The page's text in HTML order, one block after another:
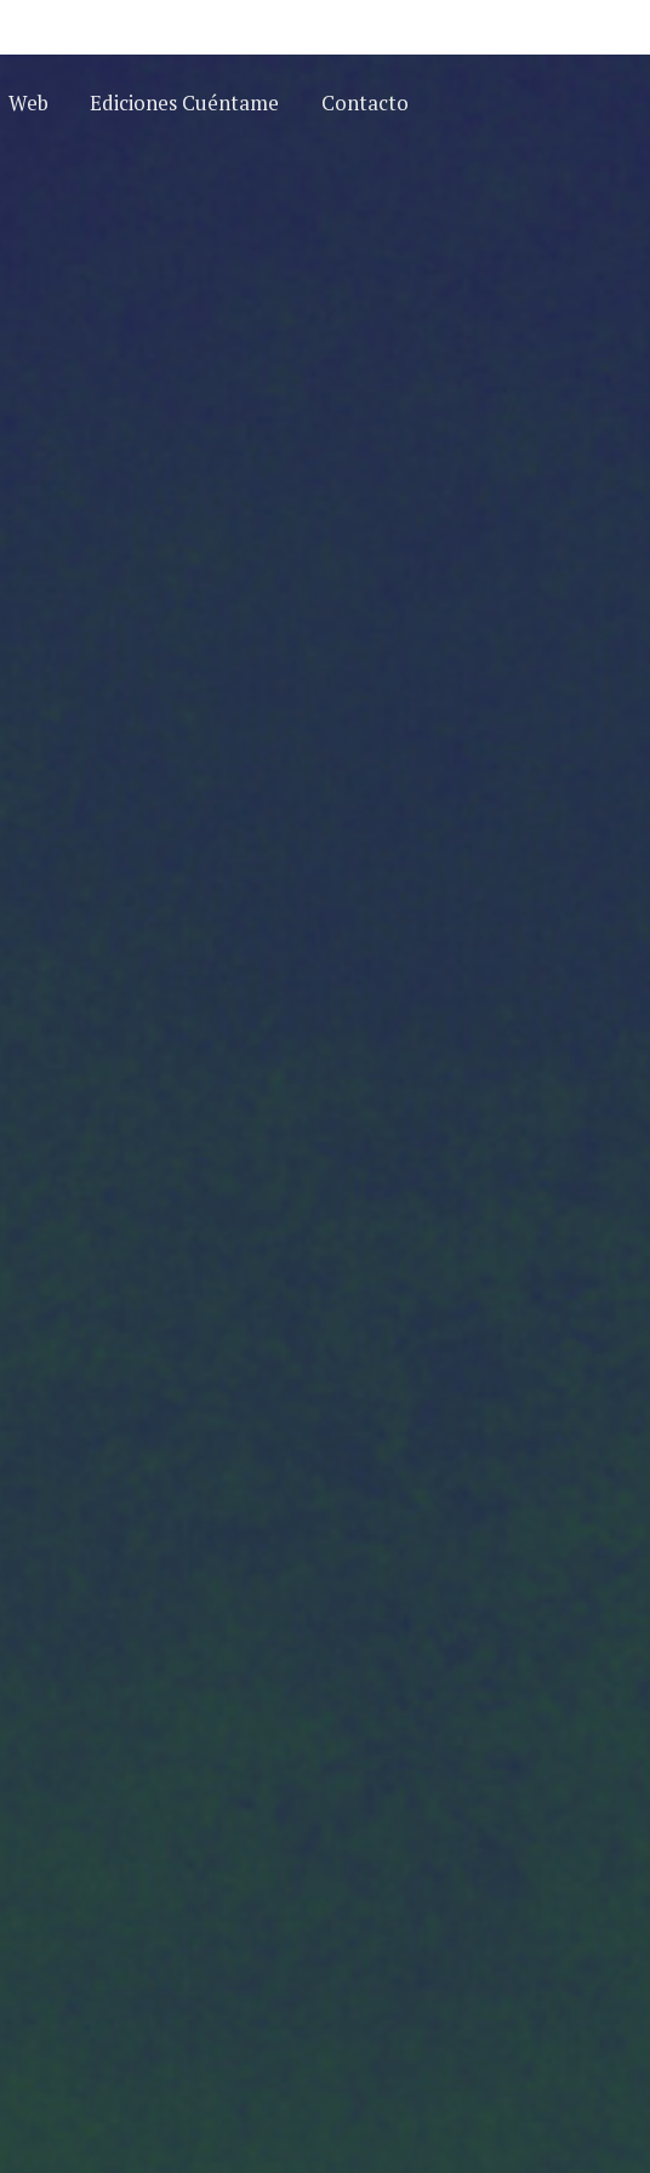
Web Ediciones Cuéntame Contacto